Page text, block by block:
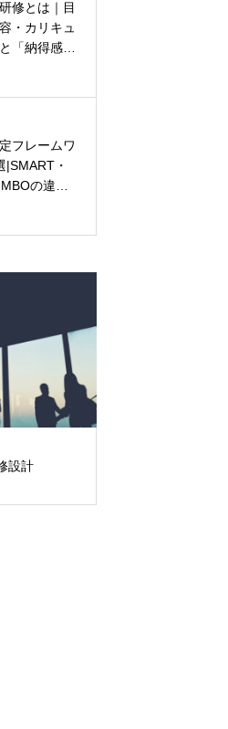
修とは｜目
・カリキュ
「納得感」
フレームワ
|SMART・
の違い
できない管
値｜脳
ぎり2個
研修】「任
「丸投げ」
もの――権
設計